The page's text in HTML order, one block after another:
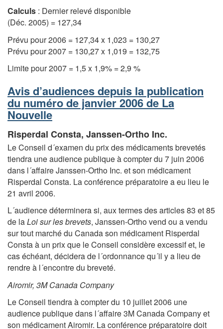
Calculs : Dernier relevé disponible
(Déc. 2005) = 127,34
Prévu pour 2006 = 127,34 x 1,023 = 130,27
Prévu pour 2007 = 130,27 x 1,019 = 132,75
Limite pour 2007 = 1,5 x 1,9% = 2,9 %
Avis d’audiences depuis la publication
du numéro de janvier 2006 de La
Nouvelle
Risperdal Consta, Janssen-Ortho Inc.
Le Conseil d´examen du prix des médicaments brevetés
tiendra une audience publique à compter du 7 juin 2006
dans l´affaire Janssen-Ortho Inc. et son médicament
Risperdal Consta. La conférence préparatoire a eu lieu le
21 avril 2006.
L´audience déterminera si, aux termes des articles 83 et 85
de laLoi sur les brevets, Janssen-Ortho vend ou a vendu
sur tout marché du Canada son médicament Risperdal
Consta à un prix que le Conseil considère excessif et, le
cas échéant, décidera de l´ordonnance qu´il y a lieu de
rendre à l´encontre du breveté.
Airomir, 3M Canada Company
Le Conseil tiendra à compter du 10 juillet 2006 une
audience publique dans l´affaire 3M Canada Company et
son médicament Airomir. La conférence préparatoire doit